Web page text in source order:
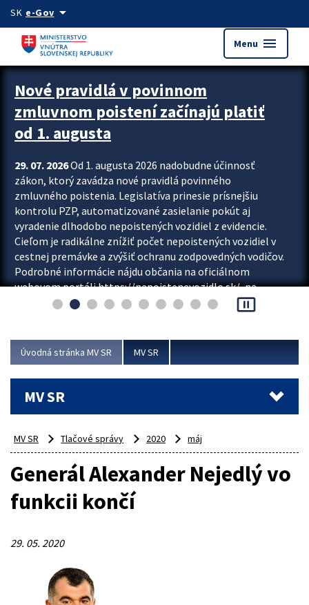
Preskocit na hlavný obsah
SK e-Govarrow_drop_down
Menu menu
Zastavit automatický posun upútavok
Nové pravidlá v povinnom
zmluvnom poistení začínajú platiť
od 1. augusta
29. 07. 2026Od 1. augusta 2026 nadobudne účinnosť
zákon, ktorý zavádza nové pravidlá povinného
zmluvného poistenia. Legislatíva prinesie prísnejšiu
kontrolu PZP, automatizované zasielanie pokút aj
vyradenie dlhodobo nepoistených vozidiel z evidencie.
Cieľom je radikálne znížiť počet nepoistených vozidiel v
cestnej premávke a zvýšiť ochranu zodpovedných vodičov.
Podrobné informácie nájdu občania na oficiálnom
webovom portáli https://nepoistenevozidlo.sk/, na
ktorom od augusta pribudne aj možnosť overiť si...
pause_presentation
Úvodná stránka MV SR MV SR
MV SR
MV SR Tlačové správy 2020 máj
Generál Alexander Nejedlý vo
funkcii končí
29. 05. 2020